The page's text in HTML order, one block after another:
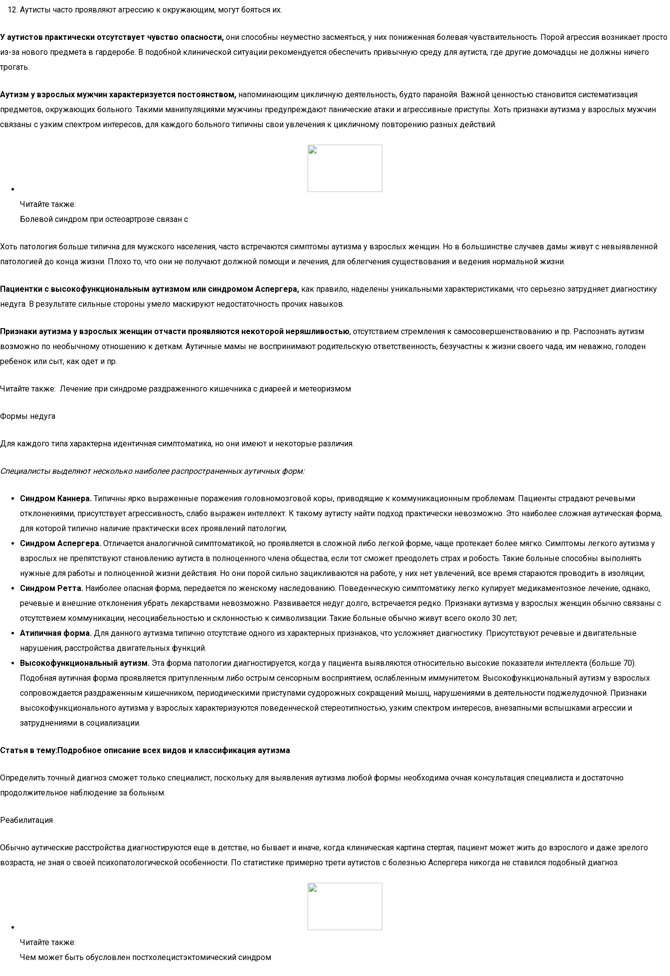
Аутисты часто проявляют агрессию к окружающим, могут бояться их.
У аутистов практически отсутствует чувство опасности, они способны неуместно засмеяться, у них пониженная болевая чувствительность. Порой агрессия возникает просто
из-за нового предмета в гардеробе. В подобной клинической ситуации рекомендуется обеспечить привычную среду для аутиста, где другие домочадцы не должны ничего
трогать.
Аутизм у взрослых мужчин характеризуется постоянством, напоминающим цикличную деятельность, будто паранойя. Важной ценностью становится систематизация
предметов, окружающих больного. Такими манипуляциями мужчины предупреждают панические атаки и агрессивные приступы. Хоть признаки аутизма у взрослых мужчин
связаны с узким спектром интересов, для каждого больного типичны свои увлечения к цикличному повторению разных действий.
Читайте также:
Болевой синдром при остеоартрозе связан с
Хоть патология больше типична для мужского населения, часто встречаются симптомы аутизма у взрослых женщин. Но в большинстве случаев дамы живут с невыявленной
патологией до конца жизни. Плохо то, что они не получают должной помощи и лечения, для облегчения существования и ведения нормальной жизни.
Пациентки с высокофункциональным аутизмом или синдромом Аспергера, как правило, наделены уникальными характеристиками, что серьезно затрудняет диагностику
недуга. В результате сильные стороны умело маскируют недостаточность прочих навыков.
Признаки аутизма у взрослых женщин отчасти проявляются некоторой неряшливостью, отсутствием стремления к самосовершенствованию и пр. Распознать аутизм
возможно по необычному отношению к деткам. Аутичные мамы не воспринимают родительскую ответственность, безучастны к жизни своего чада, им неважно, голоден
ребенок или сыт, как одет и пр.
Читайте также: Лечение при синдроме раздраженного кишечника с диареей и метеоризмом
Формы недуга
Для каждого типа характерна идентичная симптоматика, но они имеют и некоторые различия.
Специалисты выделяют несколько наиболее распространенных аутичных форм:
Синдром Каннера. Типичны ярко выраженные поражения головномозговой коры, приводящие к коммуникационным проблемам. Пациенты страдают речевыми
отклонениями, присутствует агрессивность, слабо выражен интеллект. К такому аутисту найти подход практически невозможно. Это наиболее сложная аутическая форма,
для которой типично наличие практически всех проявлений патологии;
Синдром Аспергера. Отличается аналогичной симптоматикой, но проявляется в сложной либо легкой форме, чаще протекает более мягко. Симптомы легкого аутизма у
взрослых не препятствуют становлению аутиста в полноценного члена общества, если тот сможет преодолеть страх и робость. Такие больные способны выполнять
нужные для работы и полноценной жизни действия. Но они порой сильно зацикливаются на работе, у них нет увлечений, все время стараются проводить в изоляции;
Синдром Ретта. Наиболее опасная форма, передается по женскому наследованию. Поведенческую симптоматику легко купирует медикаментозное лечение, однако,
речевые и внешние отклонения убрать лекарствами невозможно. Развивается недуг долго, встречается редко. Признаки аутизма у взрослых женщин обычно связаны с
отсутствием коммуникации, несоциабельностью и склонностью к символизации. Такие больные обычно живут всего около 30 лет;
Атипичная форма. Для данного аутизма типично отсутствие одного из характерных признаков, что усложняет диагностику. Присутствуют речевые и двигательные
нарушения, расстройства двигательных функций.
Высокофункциональный аутизм. Эта форма патологии диагностируется, когда у пациента выявляются относительно высокие показатели интеллекта (больше 70).
Подобная аутичная форма проявляется притупленным либо острым сенсорным восприятием, ослабленным иммунитетом. Высокофункциональный аутизм у взрослых
сопровождается раздраженным кишечником, периодическими приступами судорожных сокращений мышц, нарушениями в деятельности поджелудочной. Признаки
высокофункционального аутизма у взрослых характеризуются поведенческой стереотипностью, узким спектром интересов, внезапными вспышками агрессии и
затруднениями в социализации.
Статья в тему:Подробное описание всех видов и классификация аутизма
Определить точный диагноз сможет только специалист, поскольку для выявления аутизма любой формы необходима очная консультация специалиста и достаточно
продолжительное наблюдение за больным.
Реабилитация
Обычно аутические расстройства диагностируются еще в детстве, но бывает и иначе, когда клиническая картина стертая, пациент может жить до взрослого и даже зрелого
возраста, не зная о своей психопатологической особенности. По статистике примерно трети аутистов с болезнью Аспергера никогда не ставился подобный диагноз.
Читайте также:
Чем может быть обусловлен постхолецистэктомический синдром